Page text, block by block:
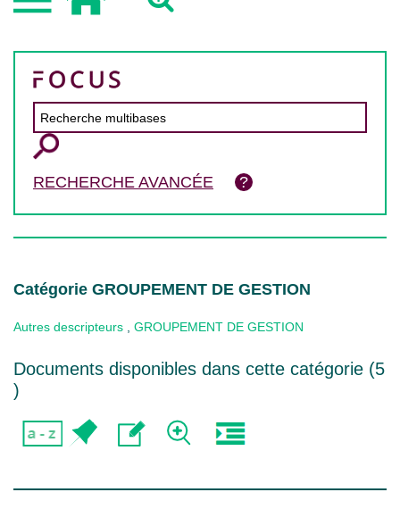
RECHERCHE AVANCÉE
Catégorie GROUPEMENT DE GESTION
Autres descripteurs GROUPEMENT DE GESTION
Documents disponibles dans cette catégorie (5
)